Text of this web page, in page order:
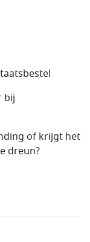
bij
of krijgt het
dreun?